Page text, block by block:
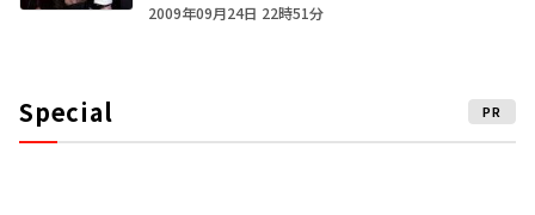
2009年09月24日 22時51分
Special PR